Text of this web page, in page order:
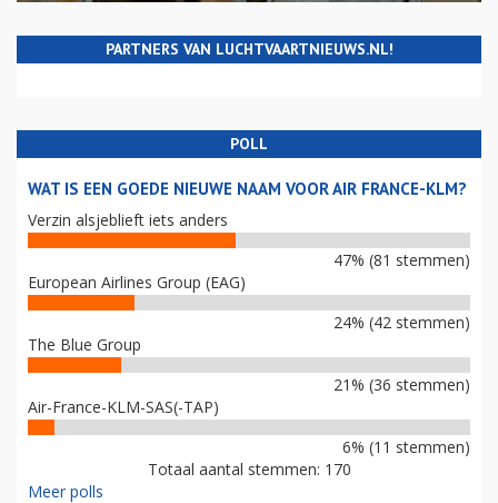
PARTNERS VAN LUCHTVAARTNIEUWS.NL!
POLL
WAT IS EEN GOEDE NIEUWE NAAM VOOR AIR FRANCE-KLM?
Verzin alsjeblieft iets anders
47% (81 stemmen)
European Airlines Group (EAG)
24% (42 stemmen)
The Blue Group
21% (36 stemmen)
Air-France-KLM-SAS(-TAP)
6% (11 stemmen)
Totaal aantal stemmen: 170
Meer polls